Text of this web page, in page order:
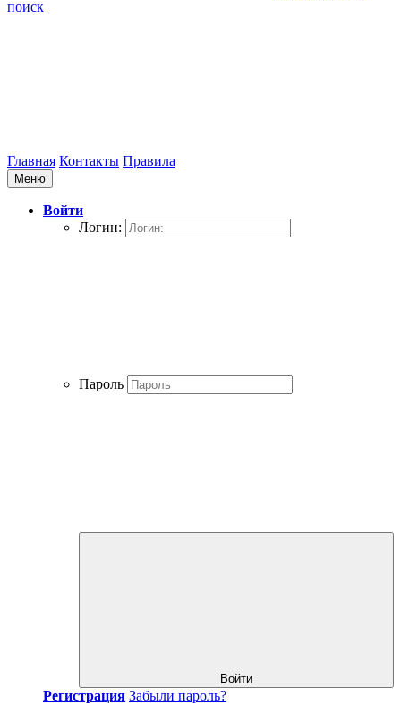
поиск
Главная Контакты Правила
Меню
Войти
Логин:
Пароль
Войти
Регистрация Забыли пароль?